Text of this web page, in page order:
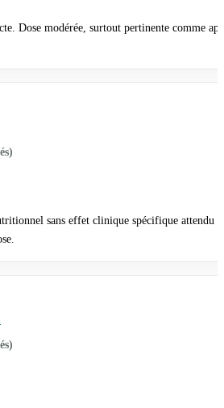
Dose modérée, surtout pertinente comme
sans effet clinique spécifique attendu